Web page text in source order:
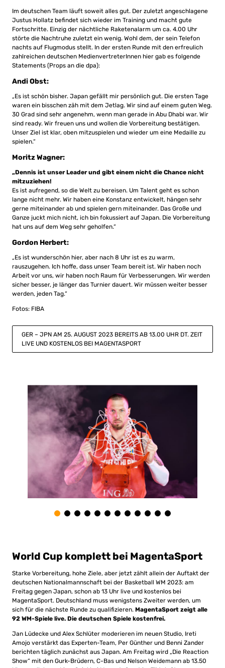
Im deutschen Team läuft soweit alles gut. Der zuletzt angeschlagene
Justus Hollatz befindet sich wieder im Training und macht gute
Fortschritte. Einzig der nächtliche Raketenalarm um ca. 4.00 Uhr
störte die Nachtruhe zuletzt ein wenig. Wohl dem, der sein Telefon
nachts auf Flugmodus stellt. In der ersten Runde mit den erfreulich
zahlreichen deutschen MedienvertreterInnen hier gab es folgende
Statements (Props an die dpa):
Andi Obst:
„Es ist schön bisher. Japan gefällt mir persönlich gut. Die ersten Tage
waren ein bisschen zäh mit dem Jetlag. Wir sind auf einem guten Weg.
30 Grad sind sehr angenehm, wenn man gerade in Abu Dhabi war. Wir
sind ready. Wir freuen uns und wollen die Vorbereitung bestätigen.
Unser Ziel ist klar, oben mitzuspielen und wieder um eine Medaille zu
spielen.“
Moritz Wagner:
„Dennis ist unser Leader und gibt einem nicht die Chance nicht
mitzuziehen!
Es ist aufregend, so die Welt zu bereisen. Um Talent geht es schon
lange nicht mehr. Wir haben eine Konstanz entwickelt, hängen sehr
gerne miteinander ab und spielen gern miteinander. Das Große und
Ganze juckt mich nicht, ich bin fokussiert auf Japan. Die Vorbereitung
hat uns auf dem Weg sehr geholfen.“
Gordon Herbert:
„Es ist wunderschön hier, aber nach 8 Uhr ist es zu warm,
rauszugehen. Ich hoffe, dass unser Team bereit ist. Wir haben noch
Arbeit vor uns, wir haben noch Raum für Verbesserungen. Wir werden
sicher besser, je länger das Turnier dauert. Wir müssen weiter besser
werden, jeden Tag.“
Fotos: FIBA
GER – JPN AM 25. AUGUST 2023 BEREITS AB 13.00 UHR DT. ZEIT
LIVE UND KOSTENLOS BEI MAGENTASPORT
World Cup komplett bei MagentaSport
Starke Vorbereitung, hohe Ziele, aber jetzt zählt allein der Auftakt der
deutschen Nationalmannschaft bei der Basketball WM 2023: am
Freitag gegen Japan, schon ab 13 Uhr live und kostenlos bei
MagentaSport. Deutschland muss wenigstens Zweiter werden, um
sich für die nächste Runde zu qualifizieren. MagentaSport zeigt alle
92 WM-Spiele live. Die deutschen Spiele kostenfrei.
Jan Lüdecke und Alex Schlüter moderieren im neuen Studio, Ireti
Amojo verstärkt das Experten-Team, Per Günther und Benni Zander
berichten täglich zunächst aus Japan. Am Freitag wird „Die Reaction
Show“ mit den Gurk-Brüdern, C-Bas und Nelson Weidemann ab 13.50